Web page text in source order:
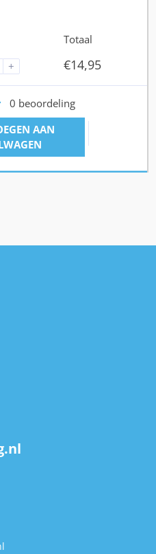
+
Totaal
€14,95
0 beoordeling
AAN